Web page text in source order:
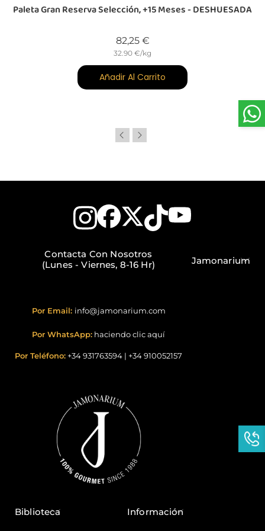
Paleta Gran Reserva Selección, +15 Meses - DESHUESADA
82,25 €Precio
32.90 €/kg
Añadir Al Carrito
Contacta Con Nosotros
(Lunes - Viernes, 8-16 Hr)
Por Email: info@jamonarium.com
Por WhatsApp: haciendo clic aquí
Por Teléfono: +34 931763594 | +34 910052157
Jamonarium
Biblioteca Información